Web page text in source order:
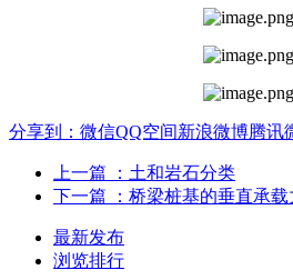
分享到： 微信QQ空间新浪微博腾讯
上一篇
：土和岩石分类
下一篇
：桥梁桩基的垂直承
最新发布
浏览排行